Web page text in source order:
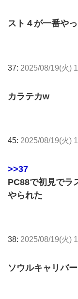
スト４が一番や
37: 2025/08/19(火)
カラテカw
45: 2025/08/19(火)
>>37
PC88で初見でラ
やられた
38: 2025/08/19(火)
ソウルキャリバ